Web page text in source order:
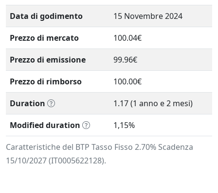
Caratteristiche del BTP Tasso Fisso 2.70% Scadenza
15/10/2027 (IT0005622128).
Data di godimento 15 Novembre 2024
Prezzo di mercato 100.04€
Prezzo di emissione 99.96€
Prezzo di rimborso 100.00€
Duration 1.17 (1 anno e 2 mesi)
Modified duration 1,15%